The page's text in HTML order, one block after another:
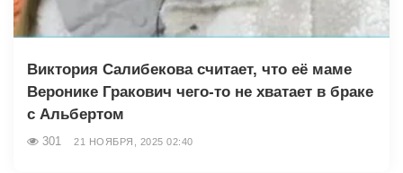
Виктория Салибекова считает, что её маме
Веронике Гракович чего-то не хватает в браке
с Альбертом
301 21 НОЯБРЯ, 2025 02:40